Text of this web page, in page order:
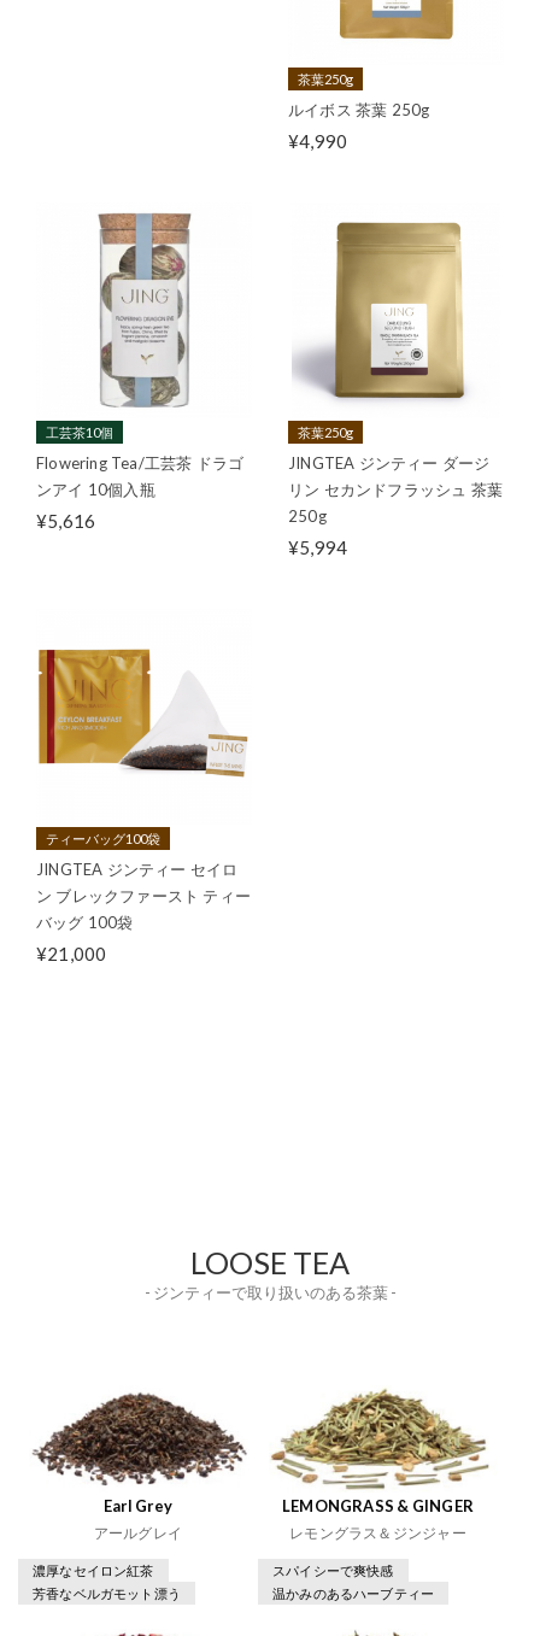
茶葉250g
ルイボス 茶葉 250g
¥4,990
工芸茶10個
Flowering Tea/工芸茶 ドラゴ
ンアイ 10個入瓶
¥5,616
茶葉250g
JINGTEA ジンティー ダージ
リン セカンドフラッシュ 茶葉
250g
¥5,994
ティーバッグ100袋
JINGTEA ジンティー セイロ
ン ブレックファースト ティー
バッグ 100袋
¥21,000
LOOSE TEA
- ジンティーで取り扱いのある茶葉 -
Earl Grey
アールグレイ
濃厚なセイロン紅茶
芳香なベルガモット漂う
LEMONGRASS & GINGER
レモングラス＆ジンジャー
スパイシーで爽快感
温かみのあるハーブティー